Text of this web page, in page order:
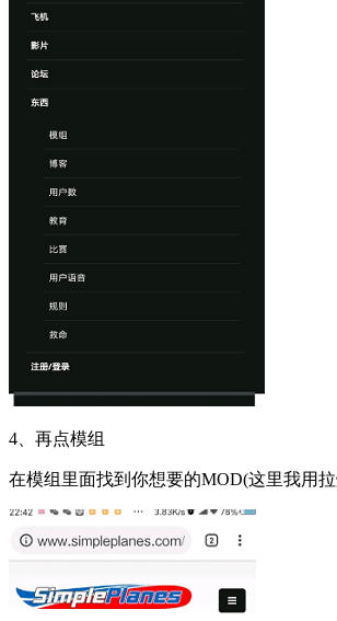
4、再点模组
在模组里面找到你想要的MOD(这里我用